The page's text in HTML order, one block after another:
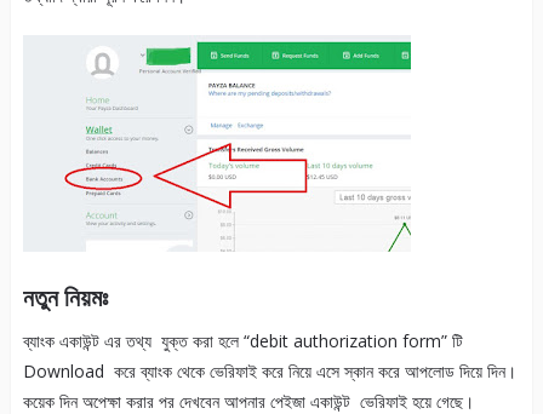
নতুন নিয়মঃ
ব্যাংক একাউন্ট এর তথ্য যুক্ত করা হলে “debit authorization form” টি
Download করেব্যাংক থেকে ভেরিফাই করে নিয়ে এসে স্কান করে আপলোড দিয়ে দিন।
কয়েক দিন অপেক্ষা করার পর দেখবেন আপনার পেইজা একাউন্ট ভেরিফাই হয়ে গেছে।